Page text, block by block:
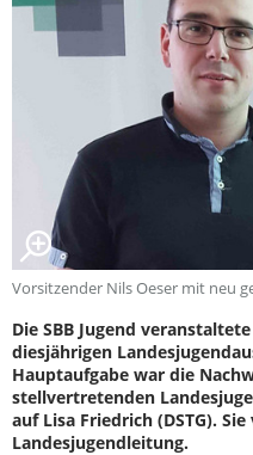
Vorsitzender Nils Oeser mit neu
Die SBB Jugend
diesjährigen
Hauptaufgabe war die
stellvertretenden
auf Lisa Friedrich (DSTG).
Landesjugendleitung.